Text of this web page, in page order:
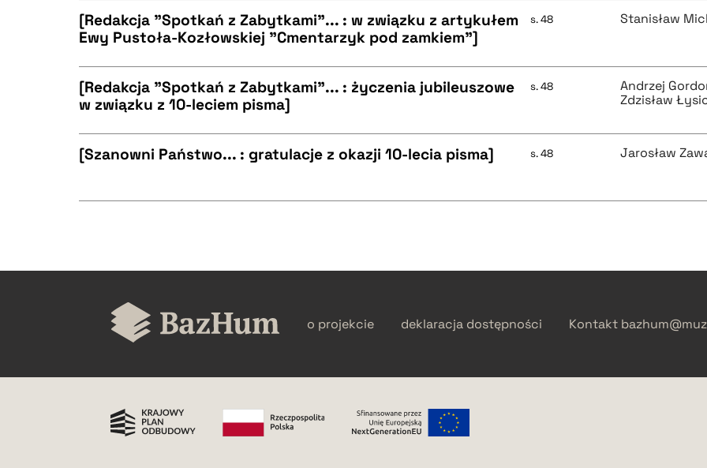
BIBTEX
BIBTEX
BIBTEX
[Redakcja "Spotkań z Zabytkami"... : w związku z artykułem
Ewy Pustoła-Kozłowskiej "Cmentarzyk pod zamkiem"]
s. 48 Stanisław
[Redakcja "Spotkań z Zabytkami"... : życzenia jubileuszowe
w związku z 10-leciem pisma]
s. 48
Andrzej
Zdzisław
[Szanowni Państwo... : gratulacje z okazji 10-lecia pisma] s. 48 Jarosław
o projekcie deklaracja dostępności Kontakt